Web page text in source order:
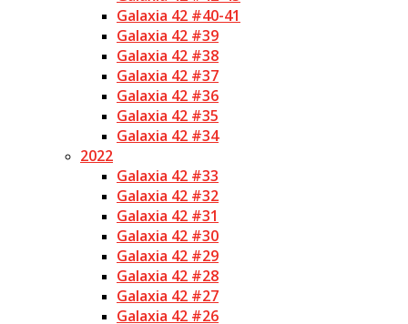
Galaxia 42 #40-41
Galaxia 42 #39
Galaxia 42 #38
Galaxia 42 #37
Galaxia 42 #36
Galaxia 42 #35
Galaxia 42 #34
2022
Galaxia 42 #33
Galaxia 42 #32
Galaxia 42 #31
Galaxia 42 #30
Galaxia 42 #29
Galaxia 42 #28
Galaxia 42 #27
Galaxia 42 #26